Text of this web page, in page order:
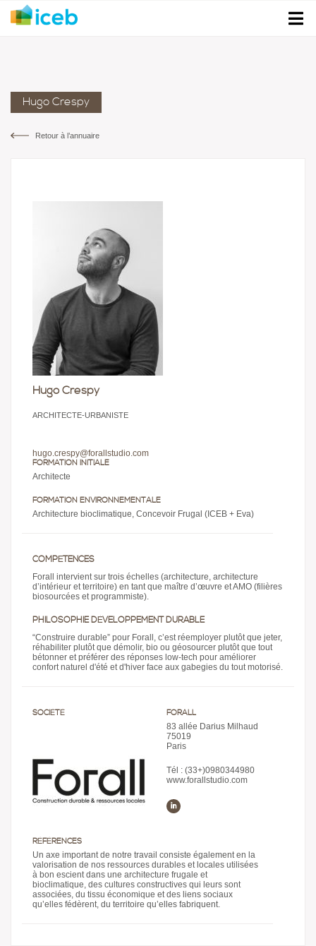
Hugo Crespy
Retour à l’annuaire
Hugo Crespy
ARCHITECTE-URBANISTE
hugo.crespy@forallstudio.com
FORMATION INITIALE
Architecte
FORMATION ENVIRONNEMENTALE
Architecture bioclimatique, Concevoir Frugal (ICEB + Eva)
COMPÉTENCES
Forall intervient sur trois échelles (architecture, architecture
d’intérieur et territoire) en tant que maître d’œuvre et AMO (filières
biosourcées et programmiste).
PHILOSOPHIE DÉVELOPPEMENT DURABLE
“Construire durable” pour Forall, c’est réemployer plutôt que jeter,
réhabiliter plutôt que démolir, bio ou géosourcer plutôt que tout
bétonner et préférer des réponses low-tech pour améliorer
confort naturel d'été et d'hiver face aux gabegies du tout motorisé.
SOCIÉTÉ
FORALL
83 allée Darius Milhaud
75019
Paris
Tél : (33+)0980344980
www.forallstudio.com
RÉFÉRENCES
Un axe important de notre travail consiste également en la
valorisation de nos ressources durables et locales utilisées
à bon escient dans une architecture frugale et
bioclimatique, des cultures constructives qui leurs sont
associées, du tissu économique et des liens sociaux
qu’elles fédèrent, du territoire qu’elles fabriquent.